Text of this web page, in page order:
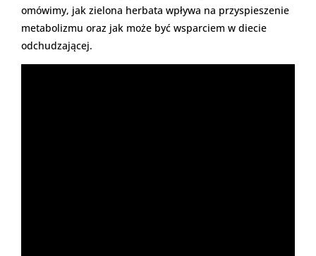
omówimy, jak zielona herbata wpływa na przyspieszenie
metabolizmu oraz jak może być wsparciem w diecie
odchudzającej.